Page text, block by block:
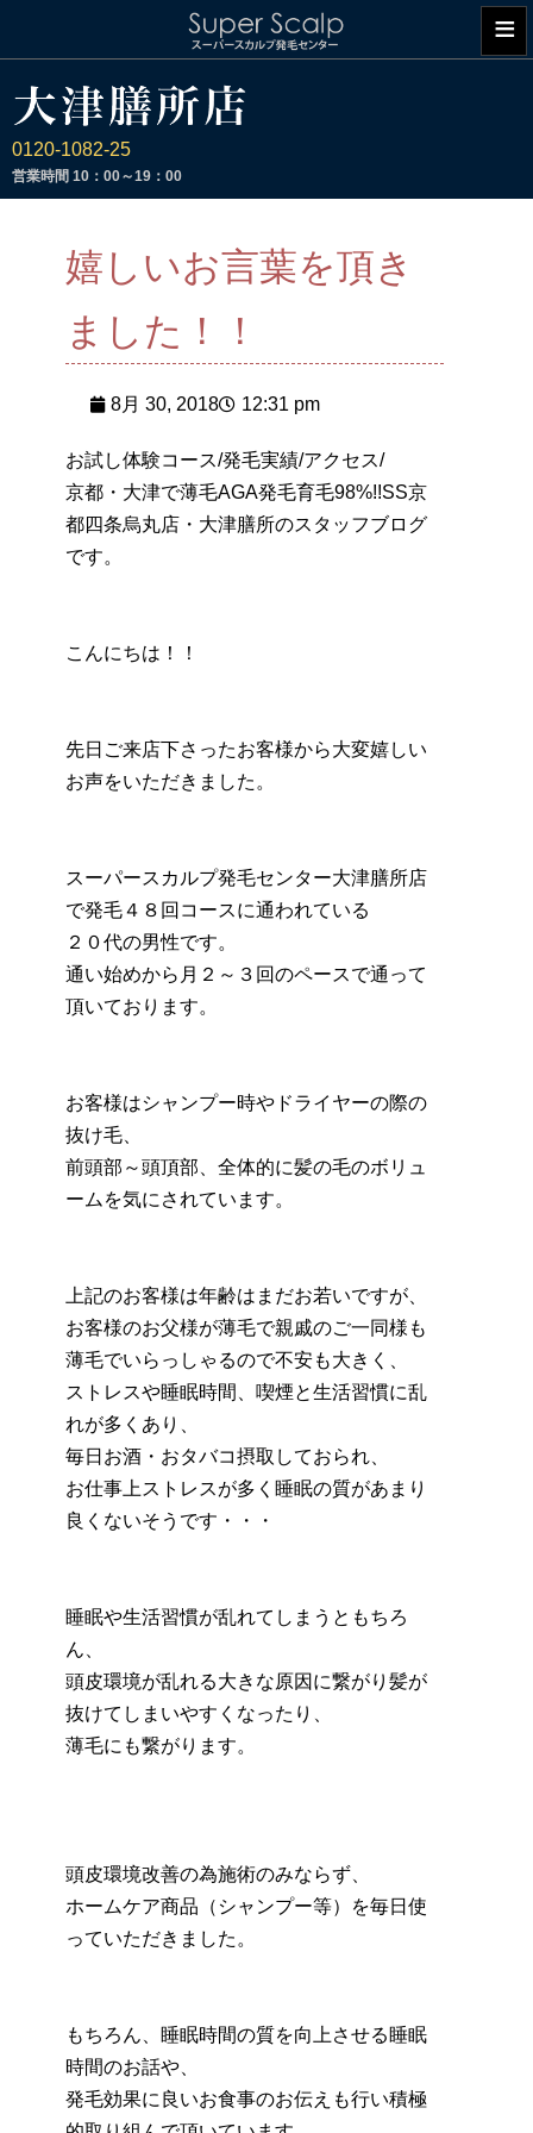
0120-1082-25
営業時間 10：00～19：00
≡
嬉しいお言葉を頂き
ました！！
8月 30, 2018 12:31 pm
お試し体験コース/発毛実績/アクセス/
京都・大津で薄毛AGA発毛育毛98%!!SS京
都四条烏丸店・大津膳所のスタッフブログ
です。
こんにちは！！
先日ご来店下さったお客様から大変嬉しい
お声をいただきました。
スーパースカルプ発毛センター大津膳所店
で発毛４８回コースに通われている
２０代の男性です。
通い始めから月２～３回のペースで通って
頂いております。
お客様はシャンプー時やドライヤーの際の
抜け毛、
前頭部～頭頂部、全体的に髪の毛のボリュ
ームを気にされています。
上記のお客様は年齢はまだお若いですが、
お客様のお父様が薄毛で親戚のご一同様も
薄毛でいらっしゃるので不安も大きく、
ストレスや睡眠時間、喫煙と生活習慣に乱
れが多くあり、
毎日お酒・おタバコ摂取しておられ、
お仕事上ストレスが多く睡眠の質があまり
良くないそうです・・・
睡眠や生活習慣が乱れてしまうともちろ
ん、
頭皮環境が乱れる大きな原因に繋がり髪が
抜けてしまいやすくなったり、
薄毛にも繋がります。
頭皮環境改善の為施術のみならず、
ホームケア商品（シャンプー等）を毎日使
っていただきました。
もちろん、睡眠時間の質を向上させる睡眠
時間のお話や、
発毛効果に良いお食事のお伝えも行い積極